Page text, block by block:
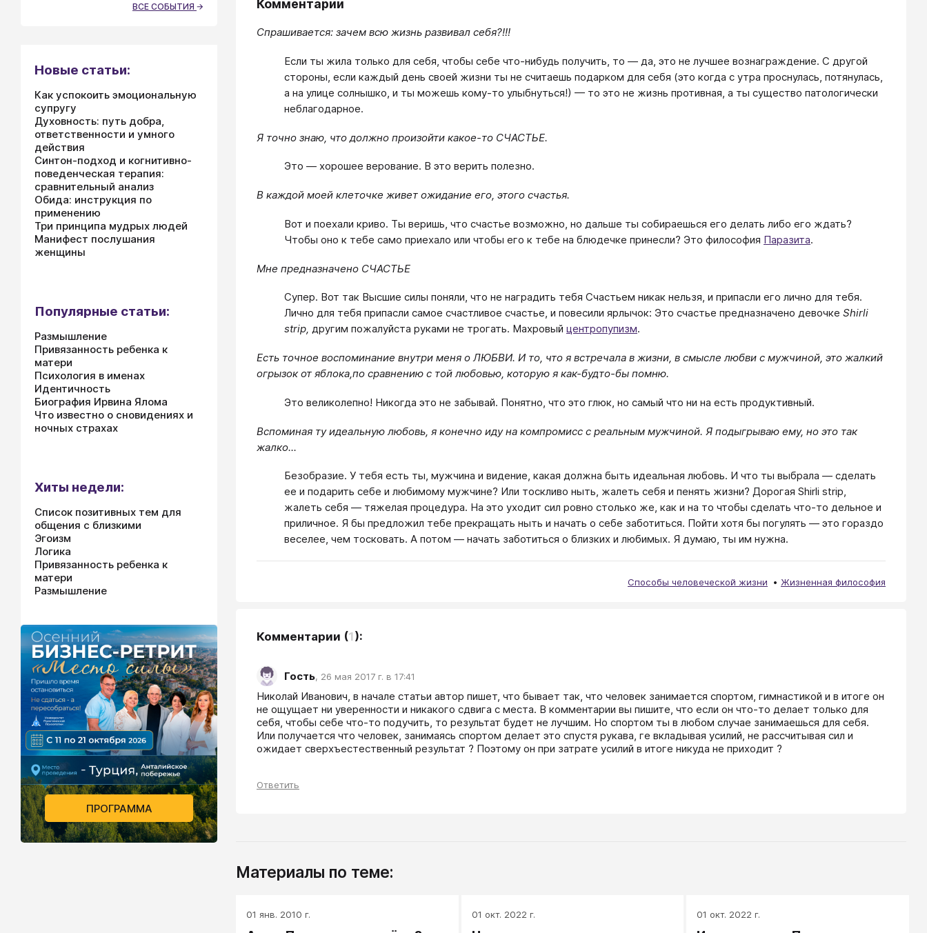
Комментарии
Спрашивается: зачем всю жизнь развивал себя?!!!
Если ты жила только для себя, чтобы себе что-нибудь получить, то — да, это не лучшее вознаграждение. С другой
стороны, если каждый день своей жизни ты не считаешь подарком для себя (это когда с утра проснулась, потянулась,
а на улице солнышко, и ты можешь кому-то улыбнуться!) — то это не жизнь противная, а ты существо патологически
неблагодарное.
Я точно знаю, что должно произойти какое-то СЧАСТЬЕ.
Это — хорошее верование. В это верить полезно.
В каждой моей клеточке живет ожидание его, этого счастья.
Вот и поехали криво. Ты веришь, что счастье возможно, но дальше ты собираешься его делать либо его ждать?
Чтобы оно к тебе само приехало или чтобы его к тебе на блюдечке принесли? Это философия Паразита.
Мне предназначено СЧАСТЬЕ
Супер. Вот так Высшие силы поняли, что не наградить тебя Счастьем никак нельзя, и припасли его лично для тебя.
Лично для тебя припасли самое счастливое счастье, и повесили ярлычок: Это счастье предназначено девочке Shirli
strip, другим пожалуйста руками не трогать. Махровый центропупизм.
Есть точное воспоминание внутри меня о ЛЮБВИ. И то, что я встречала в жизни, в смысле любви с мужчиной, это жалкий
огрызок от яблока,по сравнению с той любовью, которую я как-будто-бы помню.
Это великолепно! Никогда это не забывай. Понятно, что это глюк, но самый что ни на есть продуктивный.
Вспоминая ту идеальную любовь, я конечно иду на компромисс с реальным мужчиной. Я подыгрываю ему, но это так
жалко...
Безобразие. У тебя есть ты, мужчина и видение, какая должна быть идеальная любовь. И что ты выбрала — сделать
ее и подарить себе и любимому мужчине? Или тоскливо ныть, жалеть себя и пенять жизни? Дорогая Shirli strip,
жалеть себя — тяжелая процедура. На это уходит сил ровно столько же, как и на то чтобы сделать что-то дельное и
приличное. Я бы предложил тебе прекращать ныть и начать о себе заботиться. Пойти хотя бы погулять — это гораздо
веселее, чем тосковать. А потом — начать заботиться о близких и любимых. Я думаю, ты им нужна.
Способы человеческой жизни Жизненная философия
Комментарии (1):
Гость, 26 мая 2017 г. в 17:41
Николай Иванович, в начале статьи автор пишет, что бывает так, что человек занимается спортом, гимнастикой и в итоге он
не ощущает ни уверенности и никакого сдвига с места. В комментарии вы пишите, что если он что-то делает только для
себя, чтобы себе что-то подучить, то результат будет не лучшим. Но спортом ты в любом случае занимаешься для себя.
Или получается что человек, занимаясь спортом делает это спустя рукава, ге вкладывая усилий, не рассчитывая сил и
ожидает сверхъестественный результат ? Поэтому он при затрате усилий в итоге никуда не приходит ?
Ответить
Материалы по теме:
01 янв. 2010 г. 01 окт. 2022 г. 01 окт. 2022 г.
ВСЕ СОБЫТИЯ
Новые статьи:
Как успокоить эмоциональную
супругу
Духовность: путь добра,
ответственности и умного
действия
Синтон-подход и когнитивно-
поведенческая терапия:
сравнительный анализ
Обида: инструкция по
применению
Три принципа мудрых людей
Манифест послушания
женщины
Популярные статьи:
Размышление
Привязанность ребенка к
матери
Психология в именах
Идентичность
Биография Ирвина Ялома
Что известно о сновидениях и
ночных страхах
Хиты недели:
Список позитивных тем для
общения с близкими
Эгоизм
Логика
Привязанность ребенка к
матери
Размышление
ПРОГРАММА